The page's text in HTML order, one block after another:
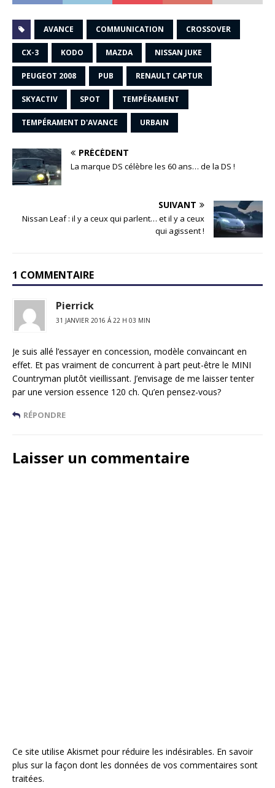
AVANCE COMMUNICATION CROSSOVER
CX-3 KODO MAZDA NISSAN JUKE
PEUGEOT 2008 PUB RENAULT CAPTUR
SKYACTIV SPOT TEMPÉRAMENT
TEMPÉRAMENT D'AVANCE URBAIN
PRÉCÉDENT
La marque DS célèbre les 60 ans… de la DS !
SUIVANT
Nissan Leaf : il y a ceux qui parlent… et il y a ceux
qui agissent !
1 COMMENTAIRE
Pierrick
31 JANVIER 2016 Á 22 H 03 MIN
Je suis allé l’essayer en concession, modèle convaincant en
effet. Et pas vraiment de concurrent à part peut-être le MINI
Countryman plutôt vieillissant. J’envisage de me laisser tenter
par une version essence 120 ch. Qu’en pensez-vous?
RÉPONDRE
Laisser un commentaire
Ce site utilise Akismet pour réduire les indésirables. En savoir
plus sur la façon dont les données de vos commentaires sont
traitées.